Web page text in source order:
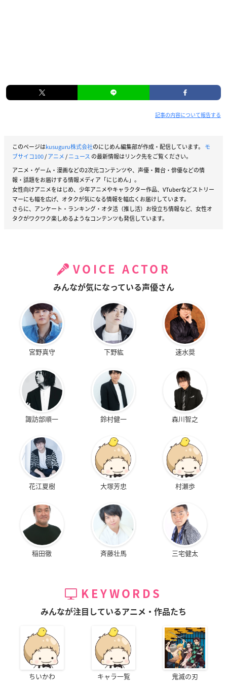
記事の内容について報告する
このページはkusuguru株式会社のにじめん編集部が作成・配信しています。 モ
ブサイコ100/アニメ/ニュース の最新情報はリンク先をご覧ください。
アニメ・ゲーム・漫画などの2次元コンテンツや、声優・舞台・俳優などの情
報・話題をお届けする情報メディア「にじめん」。
女性向けアニメをはじめ、少年アニメやキャラクター作品、VTuberなどストリー
マーにも幅を広げ、オタクが気になる情報を幅広くお届けしています。
さらに、アンケート・ランキング・オタ活（推し活）お役立ち情報など、女性オ
タクがワクワク楽しめるようなコンテンツも発信しています。
VOICE ACTOR
みんなが気になっている声優さん
宮野真守 下野紘 速水奨
諏訪部順一 鈴村健一 森川智之
花江夏樹 大塚芳忠 村瀬歩
稲田徹 斉藤壮馬 三宅健太
KEYWORDS
みんなが注目しているアニメ・作品たち
ちいかわ キャラ一覧 鬼滅の刃